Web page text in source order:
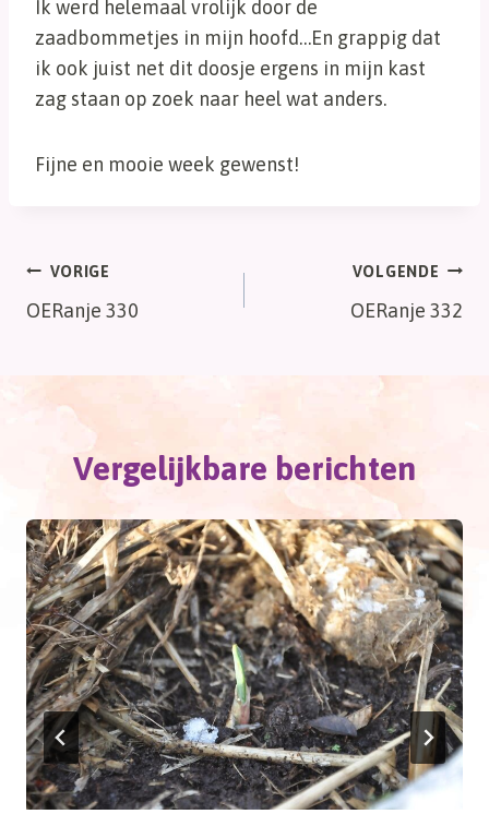
Ik werd helemaal vrolijk door de
zaadbommetjes in mijn hoofd…En grappig dat
ik ook juist net dit doosje ergens in mijn kast
zag staan op zoek naar heel wat anders.
Fijne en mooie week gewenst!
Bericht
navigatie
VORIGE
OERanje 330
VOLGENDE
OERanje 332
Vergelijkbare berichten